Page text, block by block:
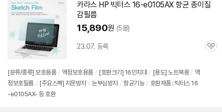
카라스 HP 빅터스 16-e0105AX항균 종이질
감필름
15,890원 (5몰)
23.07. 등록
관
[분류/종류] 보호용품 / 액정보호용품 / [호환크기] 16인치대 / [용도] 노트북용 / 액
정보호필름 / [주요스펙] 지문방지 / 눈부심방지 / 항균기능 / 호환제품 : 빅터스 16
-e0105AX- 등 호환